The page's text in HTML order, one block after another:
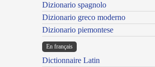
Dizionario spagnolo
Dizionario greco moderno
Dizionario piemontese
En français
Dictionnaire Latin